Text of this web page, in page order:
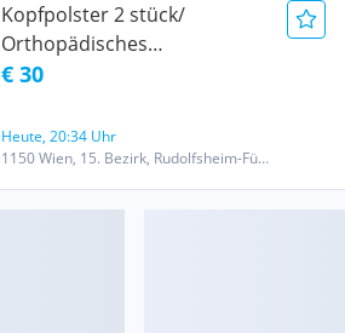
Kopfpolster 2 stück/
Orthopädisches
Nackenkissen /
€ 30
Heute, 20:34 Uhr
1150 Wien, 15. Bezirk, Rudolfsheim-Fünfhaus